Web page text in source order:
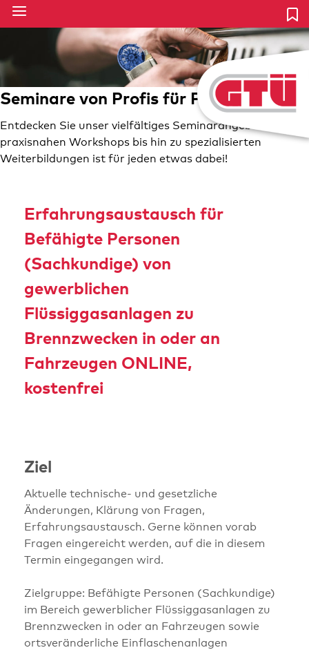
Seminare von Profis für Profis
Entdecken Sie unser vielfältiges Seminarangebot – von
praxisnahen Workshops bis hin zu spezialisierten
Weiterbildungen ist für jeden etwas dabei!
Erfahrungsaustausch für
Befähigte Personen
(Sachkundige) von
gewerblichen
Flüssiggasanlagen zu
Brennzwecken in oder an
Fahrzeugen ONLINE,
kostenfrei
Ziel
Aktuelle technische- und gesetzliche
Änderungen, Klärung von Fragen,
Erfahrungsaustausch. Gerne können vorab
Fragen eingereicht werden, auf die in diesem
Termin eingegangen wird.
Zielgruppe: Befähigte Personen (Sachkundige)
im Bereich gewerblicher Flüssiggasanlagen zu
Brennzwecken in oder an Fahrzeugen sowie
ortsveränderliche Einflaschenanlagen